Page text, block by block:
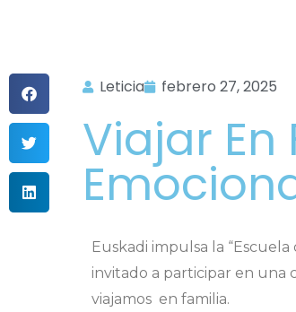
Leticia febrero 27, 2025
Viajar
Euskadi impulsa la
invitado a participar en una
viajamos en familia.